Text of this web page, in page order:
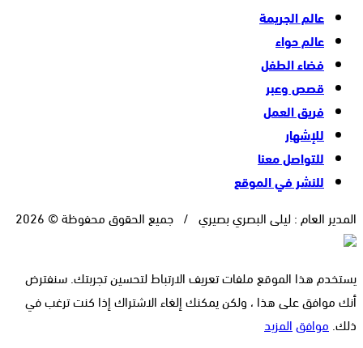
عالم الجريمة
عالم حواء
فضاء الطفل
قصص وعبر
فريق العمل
للإشهار
للتواصل معنا
للنشر في الموقع
المدير العام : ليلى البصري بصيري / جميع الحقوق محفوظة © 2026
يستخدم هذا الموقع ملفات تعريف الارتباط لتحسين تجربتك. سنفترض
أنك موافق على هذا ، ولكن يمكنك إلغاء الاشتراك إذا كنت ترغب في
ذلك. موافقالمزيد